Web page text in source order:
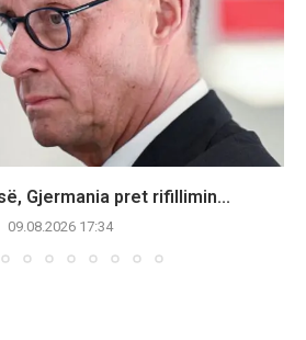
Gjermania pret rifillimin...
09.08.2026 17:34